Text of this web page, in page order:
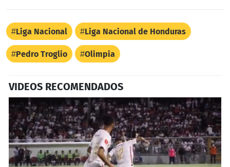
Liga Nacional Liga Nacional de Honduras
Pedro Troglio Olimpia
VIDEOS RECOMENDADOS